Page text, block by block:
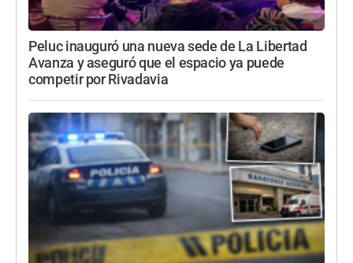
Peluc inauguró una nueva sede de La Libertad
Avanza y aseguró que el espacio ya puede
competir por Rivadavia